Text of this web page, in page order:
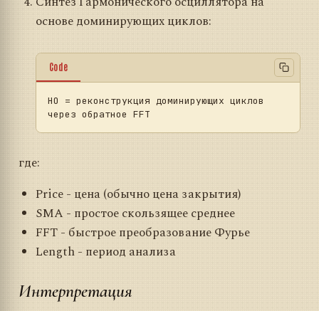
основе доминирующих циклов:
Code
HO
= реконструкция доминирующих циклов
где:
Price - цена (обычно цена закрытия)
SMA - простое скользящее среднее
FFT - быстрое преобразование Фурье
Length - период анализа
Интерпретация